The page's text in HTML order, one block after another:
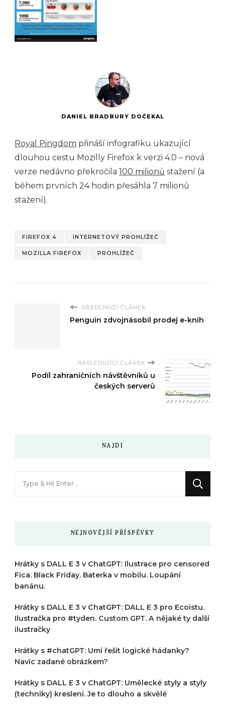
DANIEL BRADBURY DOČEKAL
Royal Pingdom přináší infografiku ukazující
dlouhou cestu Mozilly Firefox k verzi 4.0 – nová
verze nedávno překročila 100 milionů stažení (a
během prvních 24 hodin přesáhla 7 milionů
stažení).
FIREFOX 4 INTERNETOVÝ PROHLÍŽEČ
MOZILLA FIREFOX PROHLÍŽEČ
PŘEDCHOZÍ ČLÁNEK
Penguin zdvojnásobil prodej e-knih
NASLEDUJÍCÍ ČLÁNEK
Podíl zahraničních návštěvníků u
českých serverů
NAJDI
NEJNOVĚJŠÍ PŘÍSPĚVKY
Hrátky s DALL E 3 v ChatGPT: Ilustrace pro censored
Fica. Black Friday. Baterka v mobilu. Loupání
banánu.
Hrátky s DALL E 3 v ChatGPT: DALL E 3 pro Ecoistu.
Ilustračka pro #tyden. Custom GPT. A nějaké ty další
ilustračky
Hrátky s #chatGPT: Umí řešit logické hádanky?
Navíc zadané obrázkem?
Hrátky s DALL E 3 v ChatGPT: Umělecké styly a styly
(techniky) kreslení. Je to dlouho a skvělé